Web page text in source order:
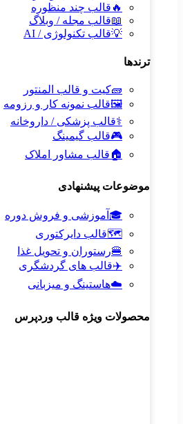
🔥 قالب چند منظوره
📖قالب مجله / وبلاگ
💡قالب تکنولوژی / AI
ترندها
🧱کیت و قالب المنتور
🖼️قالب نمونه کار و رزومه
⚕️قالب پزشکی / داروخانه
🎮قالب گیمینگ
🏠قالب مشاور املاک
موضوعات پیشنهادی
🎓 آموزشی و فروش دوره
🗺️قالب دایرکتوری
🍔رستوران و تحویل غذا
✈️قالب های گردشگری
☁️هاستینگ و میزبانی
محصولات ویژه قالب وردپرس